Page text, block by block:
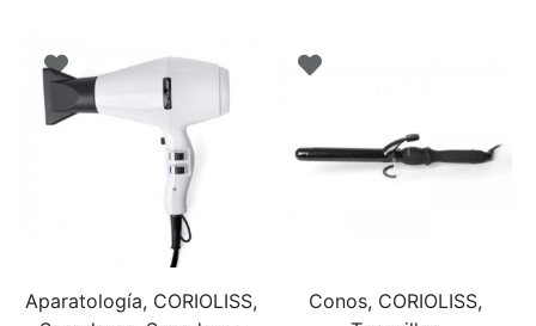
Aparatología, CORIOLISS,
Conos, CORIOLISS,